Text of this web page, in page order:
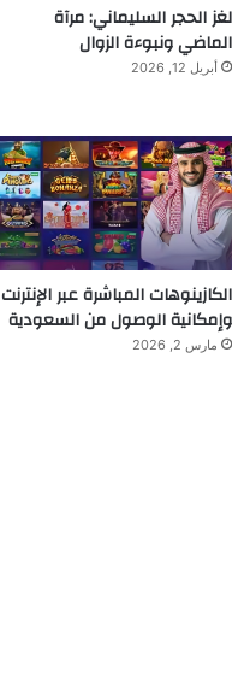
لغز الحجر السليماني: مرآة
الماضي ونبوءة الزوال
أبريل 12, 2026
الكازينوهات المباشرة عبر الإنترنت
وإمكانية الوصول من السعودية
مارس 2, 2026